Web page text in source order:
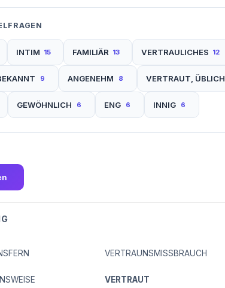
INTIM 15 FAMILIÄR 13 VERTRAULICHES 12
9 ANGENEHM 8 VERTRAUT, ÜBLICH
GEWÖHNLICH 6 ENG 6 INNIG 6
VERTRAUNSMISSBRAUCH
VERTRAUT